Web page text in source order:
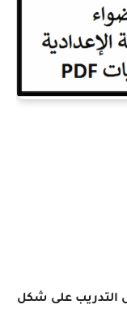
التدريب على شكل